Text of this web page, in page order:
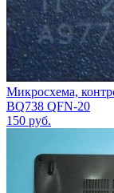
Микросхема,
BQ738 QFN-20
150 руб.